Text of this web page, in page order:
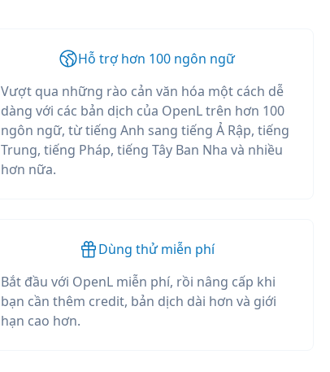
Hỗ trợ hơn 100 ngôn ngữ
Vượt qua những rào cản văn hóa một cách dễ
dàng với các bản dịch của OpenL trên hơn 100
ngôn ngữ, từ tiếng Anh sang tiếng Ả Rập, tiếng
Trung, tiếng Pháp, tiếng Tây Ban Nha và nhiều
hơn nữa.
Dùng thử miễn phí
Bắt đầu với OpenL miễn phí, rồi nâng cấp khi
bạn cần thêm credit, bản dịch dài hơn và giới
hạn cao hơn.